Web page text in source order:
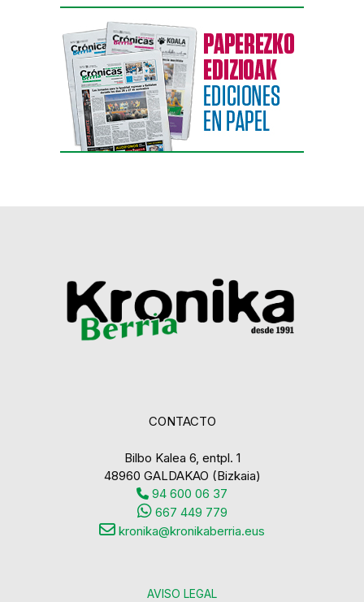
CONTACTO
Bilbo Kalea 6, entpl. 1
48960 GALDAKAO (Bizkaia)
94 600 06 37
667 449 779
kronika@kronikaberria.eus
AVISO LEGAL